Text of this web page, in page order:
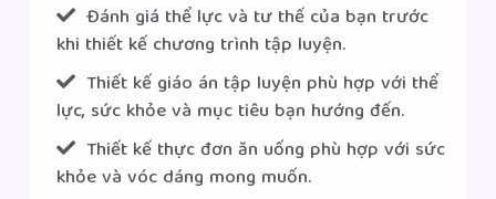
Đánh giá thể lực và tư thế của bạn trước
khi thiết kế chương trình tập luyện.
Thiết kế giáo án tập luyện phù hợp với thể
lực, sức khỏe và mục tiêu bạn hướng đến.
Thiết kế thực đơn ăn uống phù hợp với sức
khỏe và vóc dáng mong muốn.